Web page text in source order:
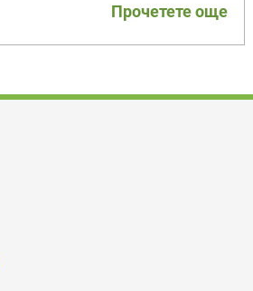
Прочетете още